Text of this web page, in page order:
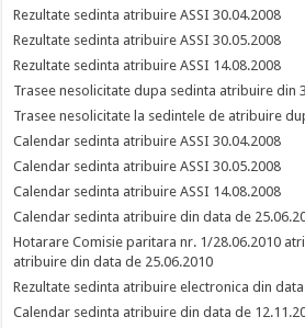
Rezultate sedinta atribuire ASSI 30.04.2008
Rezultate sedinta atribuire ASSI 30.05.2008
Rezultate sedinta atribuire ASSI 14.08.2008
Trasee nesolicitate dupa sedinta atribuire din
Trasee nesolicitate la sedintele de atribuire
Calendar sedinta atribuire ASSI 30.04.2008
Calendar sedinta atribuire ASSI 30.05.2008
Calendar sedinta atribuire ASSI 14.08.2008
Calendar sedinta atribuire din data de
Hotarare Comisie paritara nr. 1/28.06.2010
atribuire din data de 25.06.2010
Rezultate sedinta atribuire electronica din
Calendar sedinta atribuire din data de